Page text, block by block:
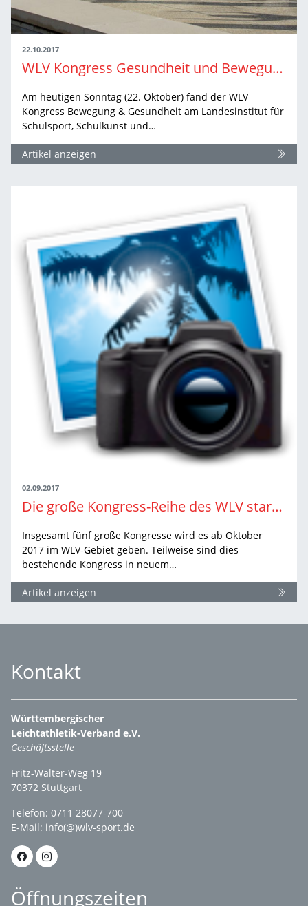
22.10.2017
WLV Kongress Gesundheit und Bewegung
Am heutigen Sonntag (22. Oktober) fand der WLV
Kongress Bewegung & Gesundheit am Landesinstitut für
Schulsport, Schulkunst und…
Artikel anzeigen
02.09.2017
Die große Kongress-Reihe des WLV startet ab Herbst durch
Insgesamt fünf große Kongresse wird es ab Oktober
2017 im WLV-Gebiet geben. Teilweise sind dies
bestehende Kongress in neuem…
Artikel anzeigen
Kontakt
Württembergischer
Leichtathletik-Verband e.V.
Geschäftsstelle
Fritz-Walter-Weg 19
70372 Stuttgart
Telefon: 0711 28077-700
E-Mail: info(@)wlv-sport.de
Öffnungszeiten